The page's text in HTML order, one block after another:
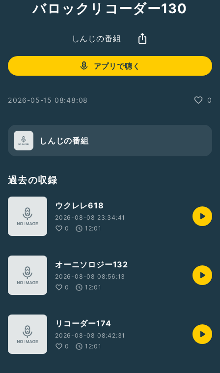
バロックリコーダー130
しんじの番組
アプリで聴く
2026-05-15 08:48:08 0
しんじの番組
過去の収録
ウクレレ618
2026-08-08 23:34:41
0
12:01
オーニソロジー132
2026-08-08 08:56:13
0
12:01
リコーダー174
2026-08-08 08:42:31
0
12:01